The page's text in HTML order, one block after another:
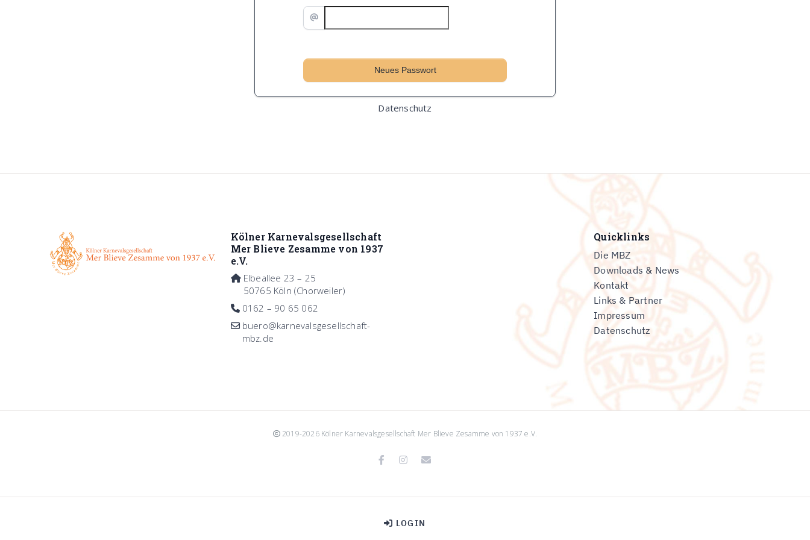
Datenschutz
Kölner Karnevalsgesellschaft
Mer Blieve Zesamme von 1937
e.V.
Elbeallee 23 – 25
50765 Köln (Chorweiler)
0162 – 90 65 062
buero@karnevalsgesellschaft-
mbz.de
Quicklinks
Die MBZ
Downloads & News
Kontakt
Links & Partner
Impressum
Datenschutz
2019-2026 Kölner Karnevalsgesellschaft Mer Blieve Zesamme von 1937 e.V.
Facebook
Instagram
Email
LOGIN